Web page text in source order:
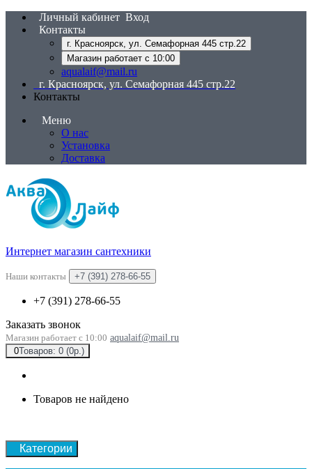
Личный кабинет Вход
Контакты
г. Красноярск, ул. Семафорная 445 стр.22
Магазин работает с 10:00
aqualaif@mail.ru
г. Красноярск, ул. Семафорная 445 стр.22
Контакты
Меню
О нас
Установка
Доставка
Интернет магазин сантехники
Наши контакты +7 (391) 278-66-55
+7 (391) 278-66-55
Заказать звонок
Магазин работает с 10:00 aqualaif@mail.ru
0Товаров: 0 (0р.)
Товаров не найдено
Категории